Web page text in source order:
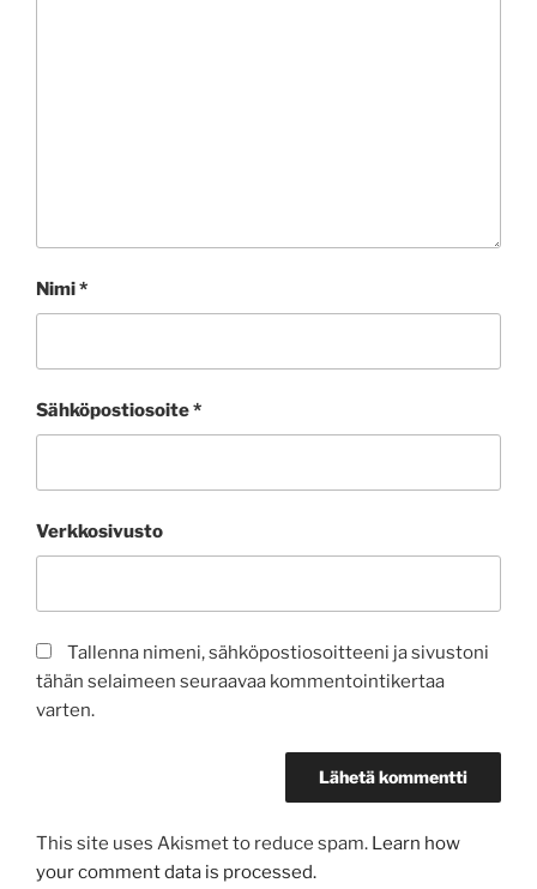
Nimi*
Sähköpostiosoite*
Verkkosivusto
Tallenna nimeni, sähköpostiosoitteeni ja sivustoni
tähän selaimeen seuraavaa kommentointikertaa
varten.
This site uses Akismet to reduce spam. Learn how
your comment data is processed.